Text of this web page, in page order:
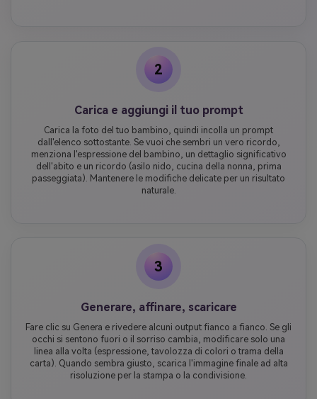
2
Carica e aggiungi il tuo prompt
Carica la foto del tuo bambino, quindi incolla un prompt
dall'elenco sottostante. Se vuoi che sembri un vero ricordo,
menziona l'espressione del bambino, un dettaglio significativo
dell'abito e un ricordo (asilo nido, cucina della nonna, prima
passeggiata). Mantenere le modifiche delicate per un risultato
naturale.
3
Generare, affinare, scaricare
Fare clic su Genera e rivedere alcuni output fianco a fianco. Se gli
occhi si sentono fuori o il sorriso cambia, modificare solo una
linea alla volta (espressione, tavolozza di colori o trama della
carta). Quando sembra giusto, scarica l'immagine finale ad alta
risoluzione per la stampa o la condivisione.